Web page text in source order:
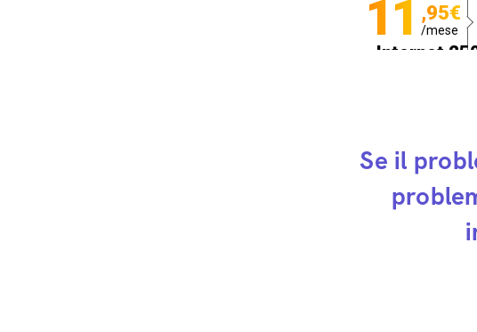
11 ,95€
/mese
Internet
Se il